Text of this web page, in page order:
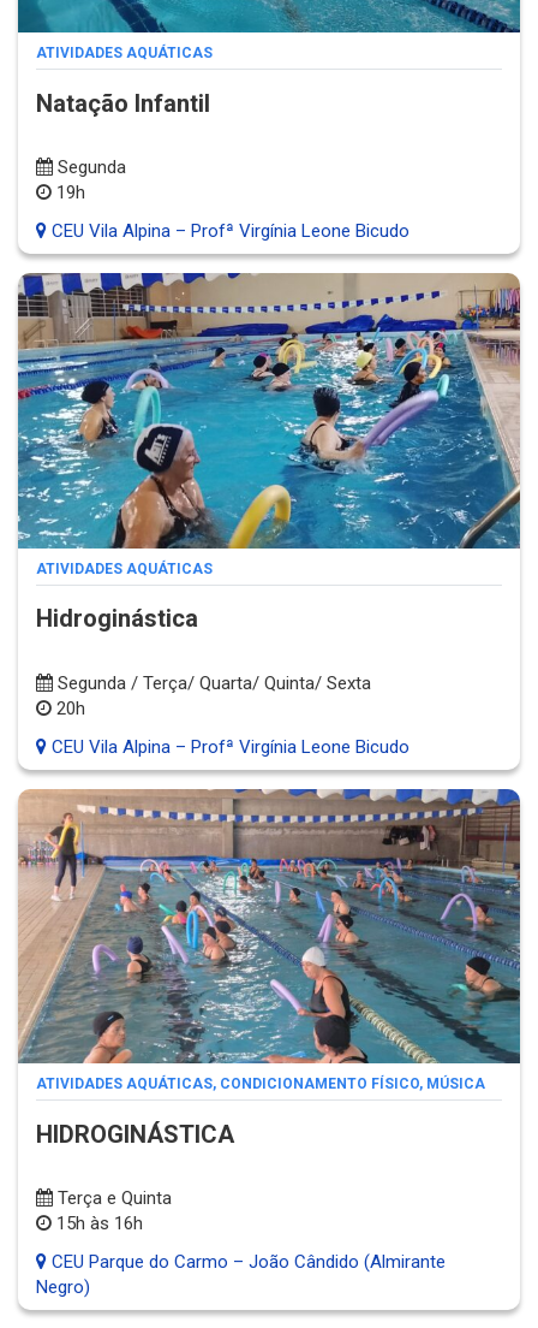
ATIVIDADES AQUÁTICAS
Natação Infantil
Segunda
19h
CEU Vila Alpina – Profª Virgínia Leone Bicudo
ATIVIDADES AQUÁTICAS
Hidroginástica
Segunda / Terça/ Quarta/ Quinta/ Sexta
20h
CEU Vila Alpina – Profª Virgínia Leone Bicudo
ATIVIDADES AQUÁTICAS, CONDICIONAMENTO FÍSICO, MÚSICA
HIDROGINÁSTICA
Terça e Quinta
15h às 16h
CEU Parque do Carmo – João Cândido (Almirante
Negro)